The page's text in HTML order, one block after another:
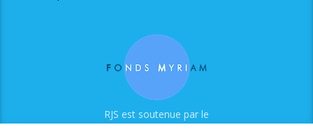
RJS est soutenue par le